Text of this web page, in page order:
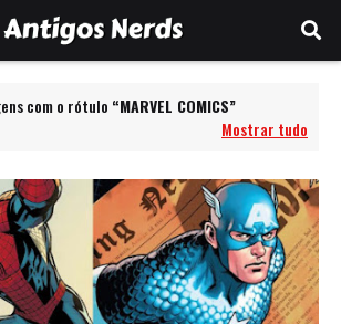
com o rótulo MARVEL COMICS
Mostrar tudo